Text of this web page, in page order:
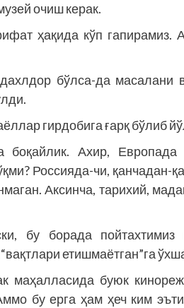
очиш керак.
ҳақида кўп
бўлса-да масалани
гирдобига ғарқ бўлиб
боқайлик. Ахир, Европада
Россияда-чи, қанчадан-
Аксинча, тарихий,
бу борада пойтахтимиз
етишмаётган”га
маҳалласида буюк
бу ерга ҳам ҳеч ким